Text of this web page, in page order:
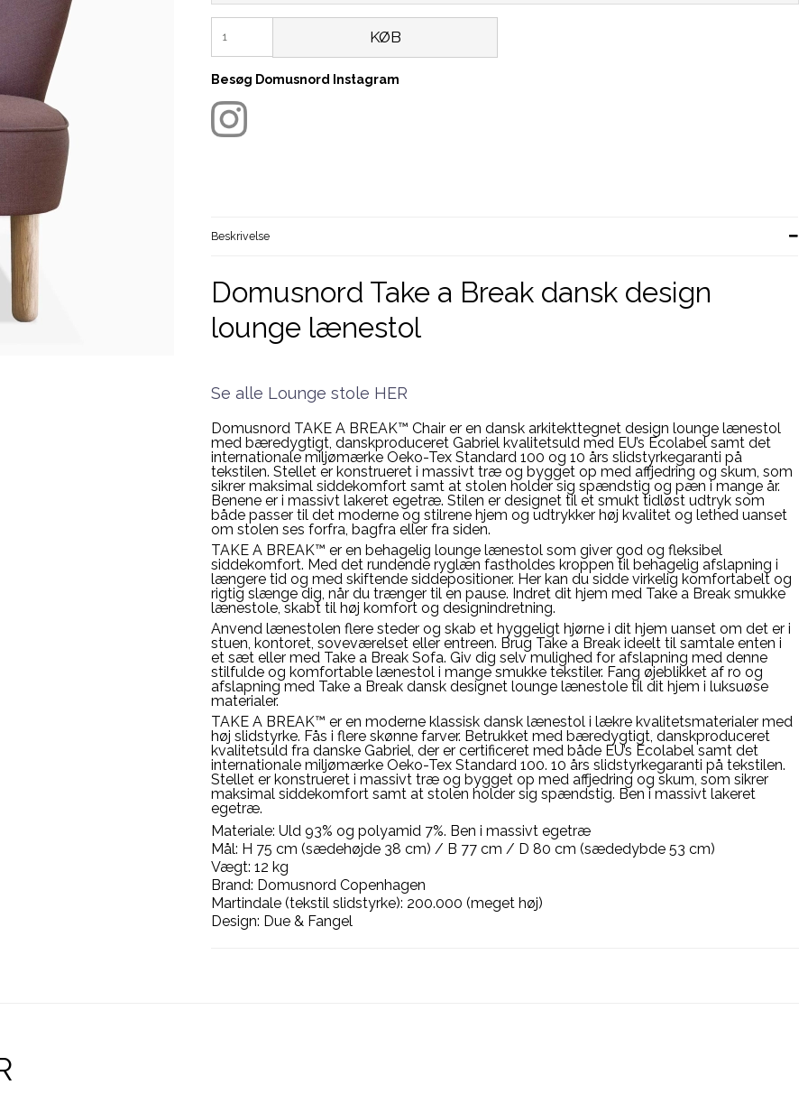
KØB
Besøg Domusnord Instagram
Beskrivelse
Domusnord Take a Break dansk design
lounge lænestol
Se alle Lounge stole HER
Domusnord TAKE A BREAK™ Chair er en dansk arkitekttegnet design lounge lænestol
med bæredygtigt, danskproduceret Gabriel kvalitetsuld med EU’s Ecolabel samt det
internationale miljømærke Oeko-Tex Standard 100 og 10 års slidstyrkegaranti på
tekstilen. Stellet er konstrueret i massivt træ og bygget op med affjedring og skum, som
sikrer maksimal siddekomfort samt at stolen holder sig spændstig og pæn i mange år.
Benene er i massivt lakeret egetræ. Stilen er designet til et smukt tidløst udtryk som
både passer til det moderne og stilrene hjem og udtrykker høj kvalitet og lethed uanset
om stolen ses forfra, bagfra eller fra siden.
TAKE A BREAK™ er en behagelig lounge lænestol som giver god og fleksibel
siddekomfort. Med det rundende ryglæn fastholdes kroppen til behagelig afslapning i
længere tid og med skiftende siddepositioner. Her kan du sidde virkelig komfortabelt og
rigtig slænge dig, når du trænger til en pause. Indret dit hjem med Take a Break smukke
lænestole, skabt til høj komfort og designindretning.
Anvend lænestolen flere steder og skab et hyggeligt hjørne i dit hjem uanset om det er i
stuen, kontoret, soveværelset eller entreen. Brug Take a Break ideelt til samtale enten i
et sæt eller med Take a Break Sofa. Giv dig selv mulighed for afslapning med denne
stilfulde og komfortable lænestol i mange smukke tekstiler. Fang øjeblikket af ro og
afslapning med Take a Break dansk designet lounge lænestole til dit hjem i luksuøse
materialer.
TAKE A BREAK™ er en moderne klassisk dansk lænestol i lækre kvalitetsmaterialer med
høj slidstyrke. Fås i flere skønne farver. Betrukket med bæredygtigt, danskproduceret
kvalitetsuld fra danske Gabriel, der er certificeret med både EU’s Ecolabel samt det
internationale miljømærke Oeko-Tex Standard 100. 10 års slidstyrkegaranti på tekstilen.
Stellet er konstrueret i massivt træ og bygget op med affjedring og skum, som sikrer
maksimal siddekomfort samt at stolen holder sig spændstig. Ben i massivt lakeret
egetræ.
Materiale: Uld 93% og polyamid 7%. Ben i massivt egetræ
Mål: H 75 cm (sædehøjde 38 cm) / B 77 cm / D 80 cm (sædedybde 53 cm)
Vægt: 12 kg
Brand: Domusnord Copenhagen
Martindale (tekstil slidstyrke): 200.000 (meget høj)
Design: Due & Fangel